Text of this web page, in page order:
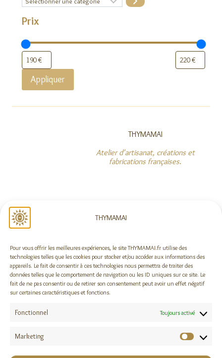
THYMAMAI
Pour vous offrir les meilleures expériences, le site THYMAMAI.fr utilise des
technologies telles que les cookies pour stocker et/ou accéder aux informations des
appareils. Le fait de consentir à ces technologies nous permettra de traiter des
données telles que le comportement de navigation ou les ID uniques sur ce site. Le
fait de ne pas consentir ou de retirer son consentement peut avoir un effet négatif
sur certaines caractéristiques et fonctions.
Fonctionnel Toujours activé
Marketing
une
Prix
Appliquer
THYMAMAI
Atelier d'artisanat, créations et
fabrications françaises.
Rejoindre la newsletter !